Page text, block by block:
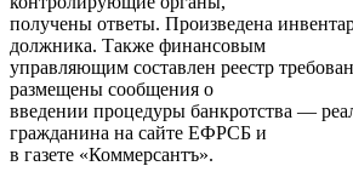
получены ответы. Произведена
должника. Также финансовым
управляющим составлен реестр
размещены сообщения о
введении процедуры банкротства —
гражданина на сайте ЕФРСБ и
в газете «Коммерсантъ».